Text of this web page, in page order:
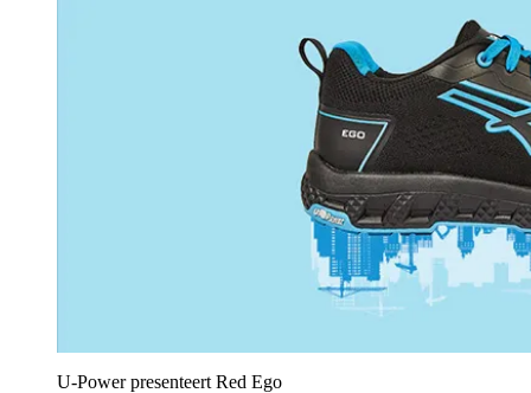
U‑Power presenteert Red Ego